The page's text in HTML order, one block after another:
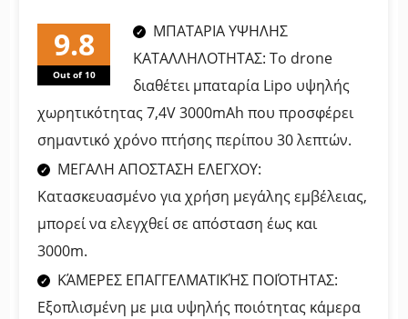
Out of 10
ΜΠΑΤΑΡΙΑ ΥΨΗΛΗΣ
ΚΑΤΑΛΛΗΛΟΤΗΤΑΣ: Το drone
διαθέτει μπαταρία Lipo υψηλής
χωρητικότητας 7,4V 3000mAh που προσφέρει
σημαντικό χρόνο πτήσης περίπου 30 λεπτών.
ΜΕΓΑΛΗ ΑΠΟΣΤΑΣΗ ΕΛΕΓΧΟΥ:
Κατασκευασμένο για χρήση μεγάλης εμβέλειας,
μπορεί να ελεγχθεί σε απόσταση έως και
3000m.
ΚΆΜΕΡΕΣ ΕΠΑΓΓΕΛΜΑΤΙΚΉΣ ΠΟΙΌΤΗΤΑΣ:
Εξοπλισμένη με μια υψηλής ποιότητας κάμερα